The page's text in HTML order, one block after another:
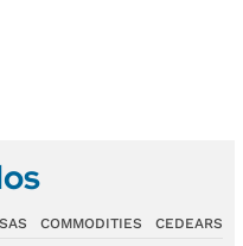
COMMODITIES CEDEARS